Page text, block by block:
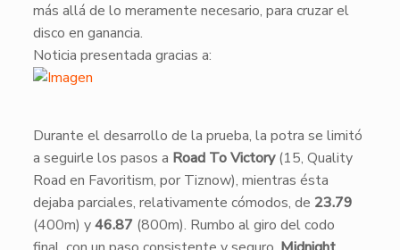
más allá de lo meramente necesario, para cruzar el
disco en ganancia.
Noticia presentada gracias a:
Durante el desarrollo de la prueba, la potra se limitó
a seguirle los pasos a Road To Victory(15, Quality
Road en Favoritism, por Tiznow), mientras ésta
dejaba parciales, relativamente cómodos, de 23.79
(400m) y46.87 (800m). Rumbo al giro del codo